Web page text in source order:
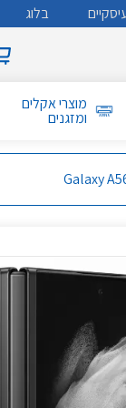
בלוג
מוצרי אקלים
ומזגנים
Galaxy